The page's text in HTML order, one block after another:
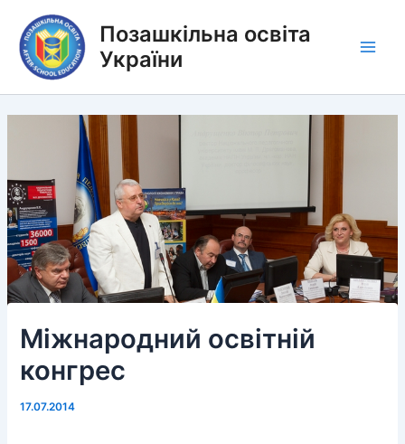
вмісту
Позашкільна освіта
України
Міжнародний освітній
конгрес
17.07.2014